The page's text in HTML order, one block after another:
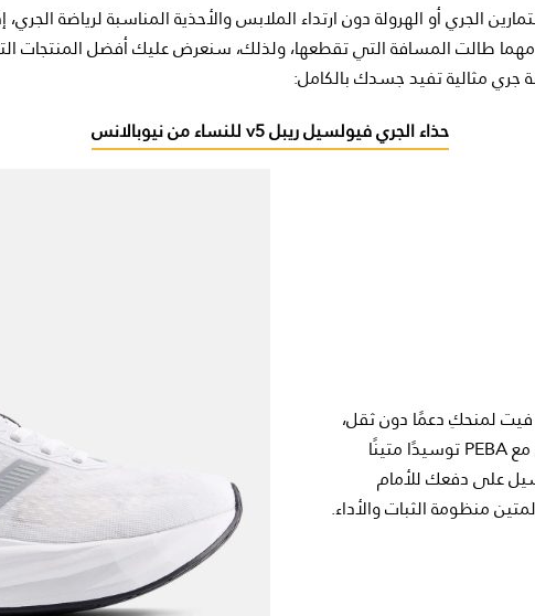
الجري أو الهرولة دون ارتداء الملابس والأحذية المناسبة لرياضة
مهما طالت المسافة التي تقطعها، ولذلك، سنعرض عليك أفضل المنتجات
جري مثالية تفيد جسدك بالكامل:
حذاء الجري فيولسيل ريبل v5 للنساء من نيوبالانس
فيت لمنحكِ دعمًا دون ثقل،
بينما يضمن مزيج المطاط المرن الإسفنجي مع PEBA توسيدًا متينًا
على دفعك للأمام
منظومة الثبات والأداء.